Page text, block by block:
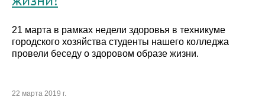
21 марта в рамках недели здоровья в техникуме
городского хозяйства студенты нашего колледжа
провели беседу о здоровом образе жизни.
22 марта 2019 г.